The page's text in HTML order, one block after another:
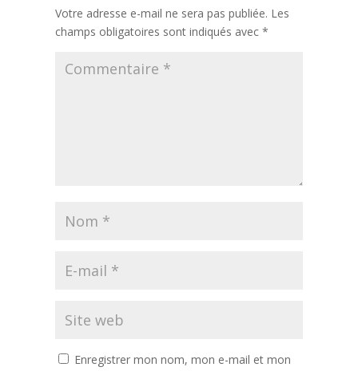
Votre adresse e-mail ne sera pas publiée. Les
champs obligatoires sont indiqués avec *
Enregistrer mon nom, mon e-mail et mon